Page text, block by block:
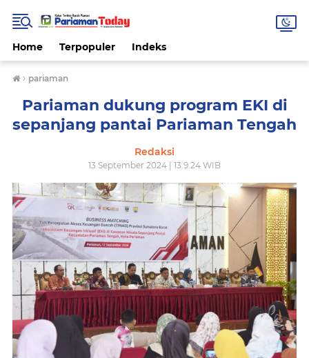
Home Terpopuler Indeks
› pariaman
Pariaman dukung program EKI di
sepanjang pantai Pariaman Tengah
Redaksi
13 September 2024 | 13.9.24 WIB